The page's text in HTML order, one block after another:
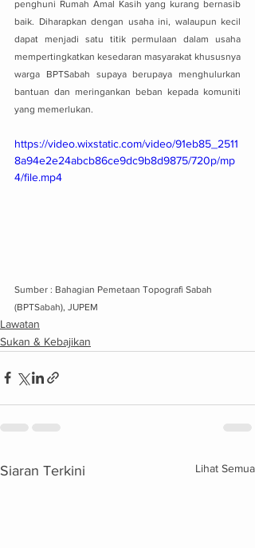
penghuni Rumah Amal Kasih yang kurang bernasib
baik. Diharapkan dengan usaha ini, walaupun kecil
dapat menjadi satu titik permulaan dalam usaha
mempertingkatkan kesedaran masyarakat khususnya
warga BPTSabah supaya berupaya menghulurkan
bantuan dan meringankan beban kepada komuniti
yang memerlukan.
https://video.wixstatic.com/video/91eb85_2511
8a94e2e24abcb86ce9dc9b8d9875/720p/mp
4/file.mp4
Sumber : Bahagian Pemetaan Topografi Sabah
(BPTSabah), JUPEM
Lawatan
Sukan & Kebajikan
Siaran Terkini Lihat Semua